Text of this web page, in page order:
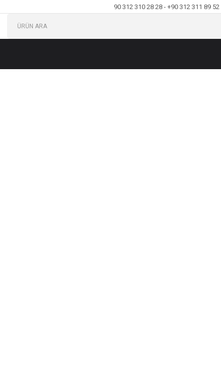
90 312 310 28 28 - +90 312 311 89 52